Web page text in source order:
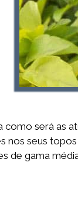
como será as
nos seus
de gama